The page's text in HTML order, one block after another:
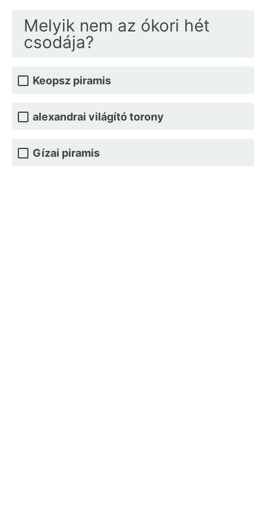
Melyik nem az ókori hét
csodája?
Keopsz piramis
alexandrai világító torony
Gízai piramis